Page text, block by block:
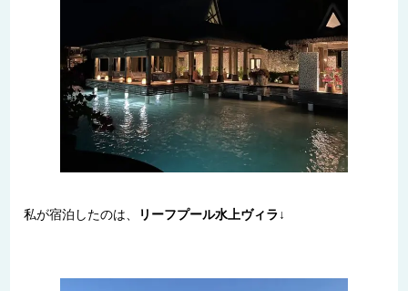
私が宿泊したのは、 リーフプール水上ヴィラ ↓